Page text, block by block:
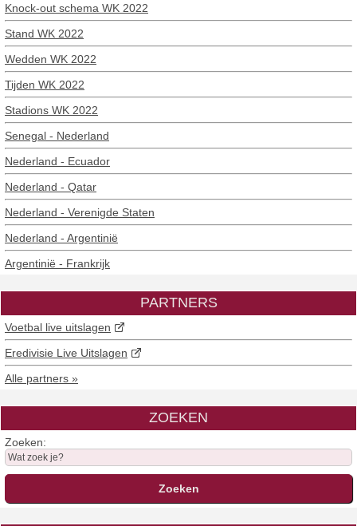
Knock-out schema WK 2022
Stand WK 2022
Wedden WK 2022
Tijden WK 2022
Stadions WK 2022
Senegal - Nederland
Nederland - Ecuador
Nederland - Qatar
Nederland - Verenigde Staten
Nederland - Argentinië
Argentinië - Frankrijk
PARTNERS
Voetbal live uitslagen
Eredivisie Live Uitslagen
Alle partners »
ZOEKEN
Zoeken: